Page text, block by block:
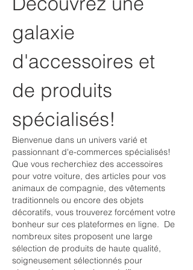
galaxie
d'accessoires et
de produits
spécialisés!
Bienvenue dans un univers varié et
passionnant d'e-commerces spécialisés!
Que vous recherchiez des accessoires
pour votre voiture, des articles pour vos
animaux de compagnie, des vêtements
traditionnels ou encore des objets
décoratifs, vous trouverez forcément votre
bonheur sur ces plateformes en ligne.  De
nombreux sites proposent une large
sélection de produits de haute qualité,
soigneusement sélectionnés pour